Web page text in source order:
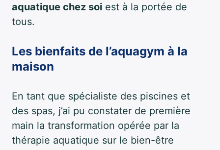
aquatique chez soi est à la portée de
tous.
Les bienfaits de l’aquagym à la
maison
En tant que spécialiste des piscines et
des spas, j’ai pu constater de première
main la transformation opérée par la
thérapie aquatique sur le bien-être